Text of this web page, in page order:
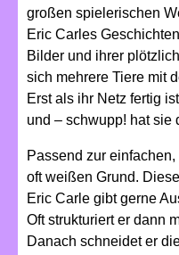
großen spielerischen
Eric Carles
Bilder und ihrer
sich mehrere Tiere mit
Erst als ihr Netz fertig
und – schwupp! hat sie
Passend zur
oft weißen Grund.
Eric Carle gibt gerne
Oft strukturiert er dann
Danach schneidet er